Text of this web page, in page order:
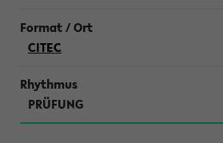
CITEC
PRÜFUNG